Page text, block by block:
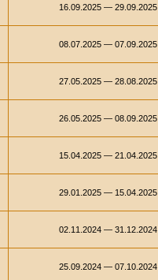
16.09.2025 — 29.09.2025
08.07.2025 — 07.09.2025
27.05.2025 — 28.08.2025
26.05.2025 — 08.09.2025
15.04.2025 — 21.04.2025
29.01.2025 — 15.04.2025
02.11.2024 — 31.12.2024
25.09.2024 — 07.10.2024